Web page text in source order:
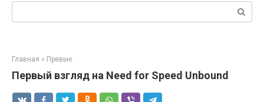
Поиск:
Главная » Превью
Первый взгляд на Need for Speed Unbound